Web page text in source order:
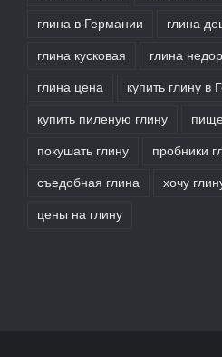
глина в Германии глина
глина кусковая глина
глина цена купить глину в
купить пиленую глину
покушать глину пробники
съедобная глина хочу
цены на глину